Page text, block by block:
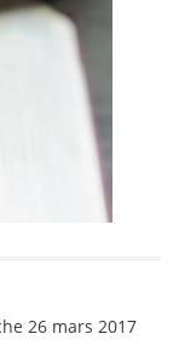
26 mars 2017